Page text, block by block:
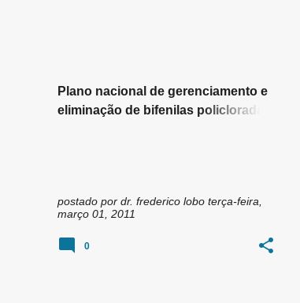
Plano nacional de gerenciamento e
eliminação de bifenilas policloradas
postado por dr. frederico lobo terça-feira,
março 01, 2011
0